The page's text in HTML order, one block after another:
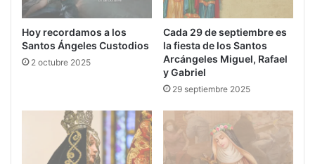
Hoy recordamos a los
Santos Ángeles Custodios
2 octubre 2025
Cada 29 de septiembre es
la fiesta de los Santos
Arcángeles Miguel, Rafael
y Gabriel
29 septiembre 2025